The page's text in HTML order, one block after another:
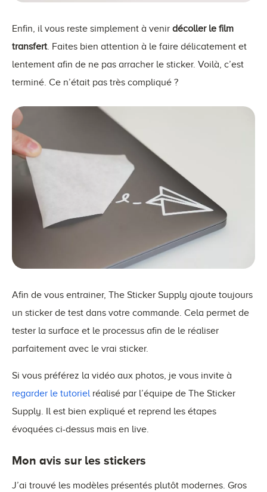
Enfin, il vous reste simplement à venir décoller le film
transfert. Faites bien attention à le faire délicatement et
lentement afin de ne pas arracher le sticker. Voilà, c’est
terminé. Ce n’était pas très compliqué ?
Afin de vous entrainer, The Sticker Supply ajoute toujours
un sticker de test dans votre commande. Cela permet de
tester la surface et le processus afin de le réaliser
parfaitement avec le vrai sticker.
Si vous préférez la vidéo aux photos, je vous invite à
regarder le tutorielréalisé par l’équipe de The Sticker
Supply. Il est bien expliqué et reprend les étapes
évoquées ci-dessus mais en live.
Mon avis sur les stickers
J’ai trouvé les modèles présentés plutôt modernes. Gros